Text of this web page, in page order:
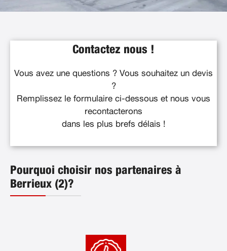
Contactez nous !
Vous avez une questions ? Vous souhaitez un devis
?
Remplissez le formulaire ci-dessous et nous vous
recontacterons
dans les plus brefs délais !
Pourquoi choisir nos partenaires à
Berrieux (2)?